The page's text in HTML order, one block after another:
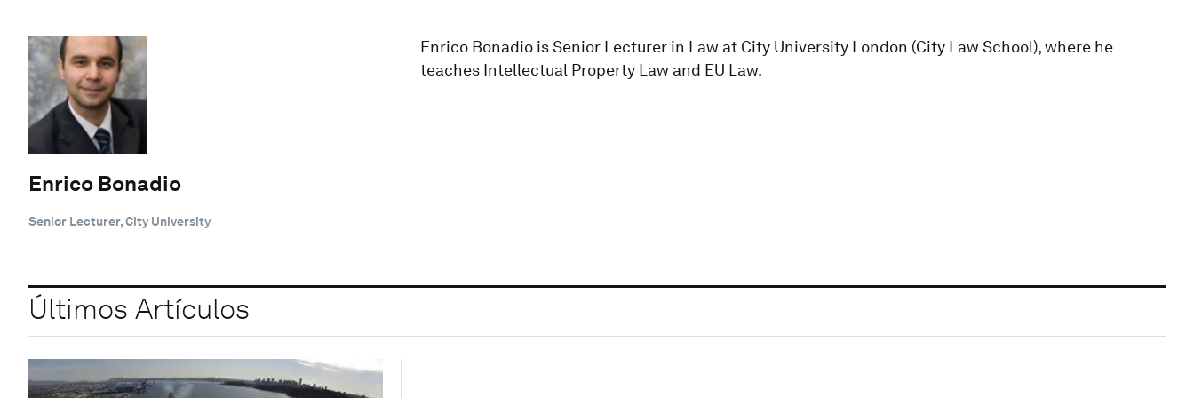
Enrico Bonadio
Senior Lecturer, City University
Enrico Bonadio is Senior Lecturer in Law at City University London (City Law School), where he
teaches Intellectual Property Law and EU Law.
Últimos Artículos